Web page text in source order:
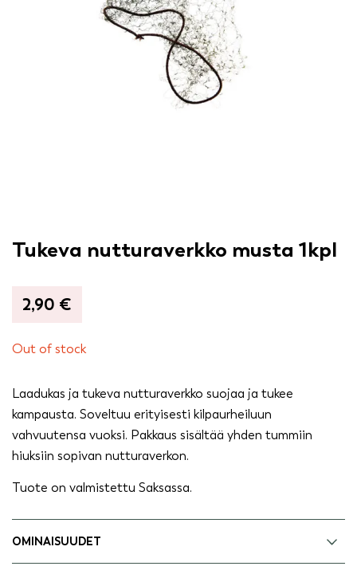
Tukeva nutturaverkko musta 1kpl
2,90 €
Out of stock
Laadukas ja tukeva nutturaverkko suojaa ja tukee
kampausta. Soveltuu erityisesti kilpaurheiluun
vahvuutensa vuoksi. Pakkaus sisältää yhden tummiin
hiuksiin sopivan nutturaverkon.
Tuote on valmistettu Saksassa.
OMINAISUUDET